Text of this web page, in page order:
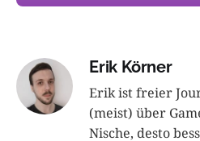
Erik Körner
Erik ist freier
(meist) über
Nische, desto